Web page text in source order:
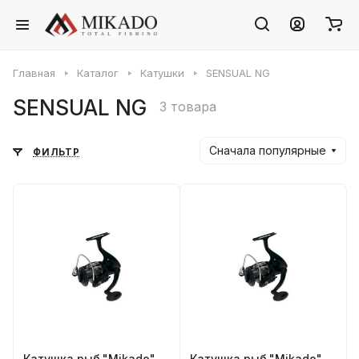
Главная Каталог Катушки SENSUAL NG
SENSUAL NG 3 товара
ФИЛЬТР Сначала популярные